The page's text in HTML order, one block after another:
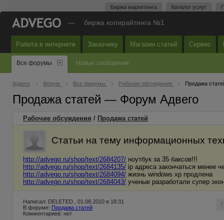
Биржа маркетинга Каталог услуг
— биржа копирайтинга №1
Работа в интернете Заказчику Магазин статей Сервис
Все форумы Новые сообщения
Адвего Форум Все форумы Рабочие обсуждения Продажа
Продажа статей — Форум Адвего
Рабочие обсуждения / Продажа статей
Статьи на тему информационных
http://advego.ru/shop/text/2684207/ ноутбук за 35 баксов!!!
http://advego.ru/shop/text/2684135/ ip адреса закончаться менее
http://advego.ru/shop/text/2684094/ жизнь windows xp продлена
http://advego.ru/shop/text/2684043/ ученые разработали супер
Написал: DELETED , 01.08.2010 в 18:31
В форуме: Продажа статей
Комментариев: нет